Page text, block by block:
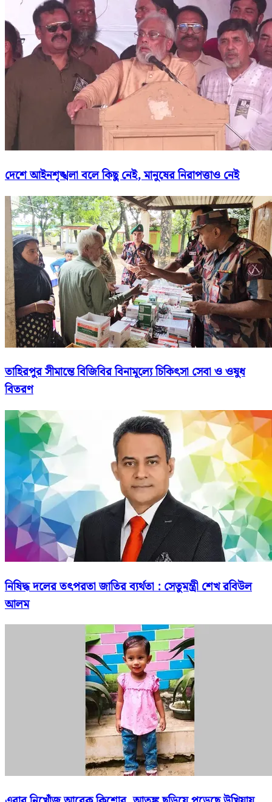
দেশে আইনশৃঙ্খলা বলে কিছু নেই, মানুষের নিরাপত্তাও নেই
তাহিরপুর সীমান্তে বিজিবির বিনামূল্যে চিকিৎসা সেবা ও ওষুধ
বিতরণ
নিষিদ্ধ দলের তৎপরতা জাতির ব্যর্থতা : সেতুমন্ত্রী শেখ রবিউল
আলম